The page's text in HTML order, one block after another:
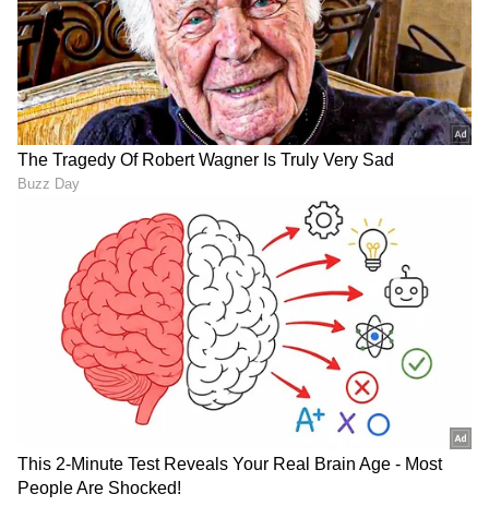
DOWNLOAD APP
RECOMMENDED STORIES